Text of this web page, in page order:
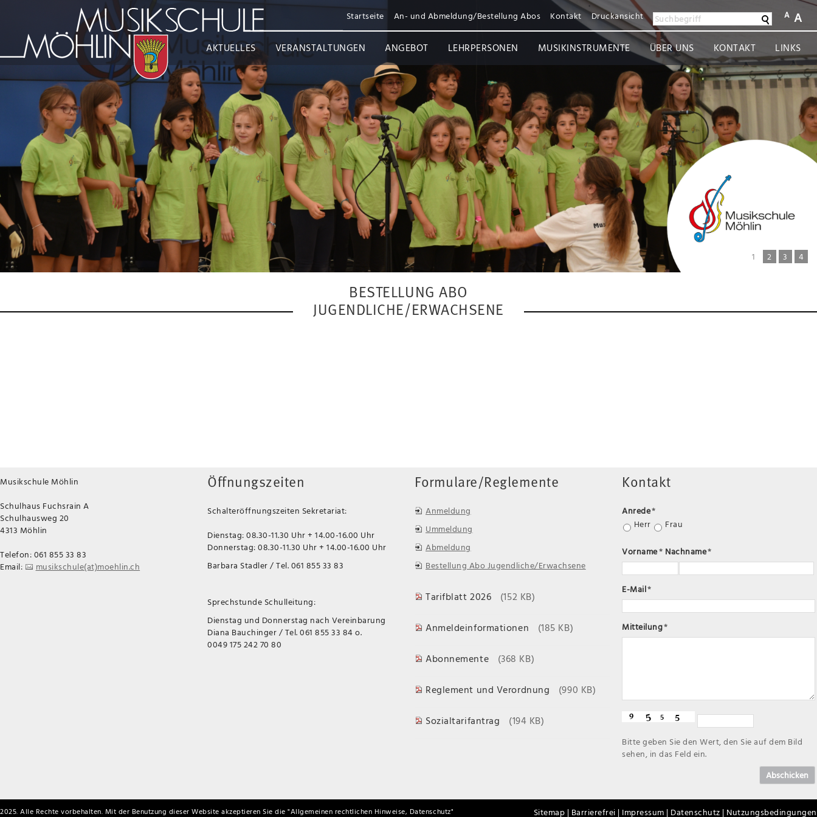
A A
Suchbegriff
Startseite An- und Abmeldung/Bestellung Abos Kontakt DruckansichtSuchen
AKTUELLES VERANSTALTUNGEN ANGEBOT LEHRPERSONEN MUSIKINSTRUMENTE ÜBER UNS KONTAKT LINKS
1 2 3 4
BESTELLUNG ABO
JUGENDLICHE/ERWACHSENE
Musikschule Möhlin
Schulhaus Fuchsrain A
Schulhausweg 20
4313 Möhlin
Telefon: 061 855 33 83
Email:
musikschule(at)moehlin.ch
Öffnungszeiten
Schalteröffnungszeiten Sekretariat:
Dienstag: 08.30-11.30 Uhr + 14.00-16.00 Uhr
Donnerstag: 08.30-11.30 Uhr + 14.00-16.00 Uhr
Barbara Stadler / Tel. 061 855 33 83
Sprechstunde Schulleitung:
Dienstag und Donnerstag nach Vereinbarung
Diana Bauchinger / Tel. 061 855 33 84 o.
0049 175 242 70 80
Formulare/Reglemente
Anmeldung
Ummeldung
Abmeldung
Bestellung Abo Jugendliche/Erwachsene
Tarifblatt 2026 (152 KB)
Anmeldeinformationen (185 KB)
Abonnemente (368 KB)
Reglement und Verordnung (990 KB)
Sozialtarifantrag (194 KB)
Kontakt
Anrede*
Herr
Frau
Vorname* Nachname*
E-Mail*
Mitteilung*
Bitte geben Sie den Wert, den Sie auf dem Bild
sehen, in das Feld ein.
Abschicken
2025. Alle Rechte vorbehalten. Mit der Benutzung dieser Website akzeptieren Sie die "Allgemeinen rechtlichen Hinweise, Datenschutz" Sitemap | Barrierefrei | Impressum | Datenschutz | Nutzungsbedingungen